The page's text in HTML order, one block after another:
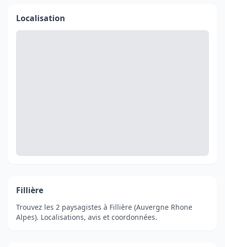
Localisation
Fillière
Trouvez les 2 paysagistes à Fillière (Auvergne Rhone
Alpes). Localisations, avis et coordonnées.